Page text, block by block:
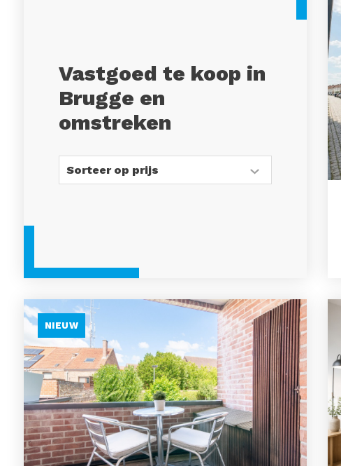
Vastgoed te koop in
Brugge en
omstreken
NIEUW